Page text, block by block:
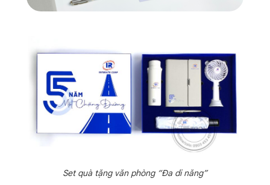
Set quà tặng văn phòng “Đa di năng”